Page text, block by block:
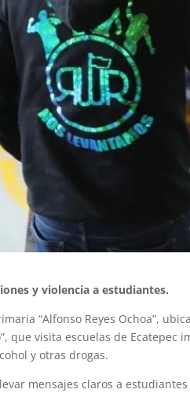
y violencia a estudiantes.
“Alfonso Reyes Ochoa”,
que visita escuelas de Ecatepec
y otras drogas.
mensajes claros a